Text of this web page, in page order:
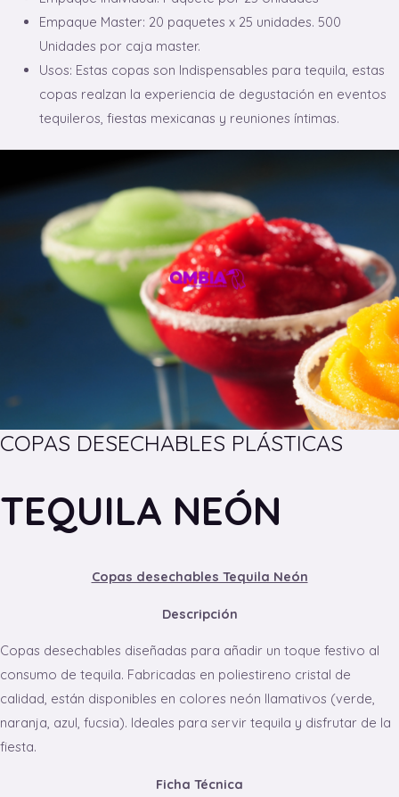
Empaque Master: 20 paquetes x 25 unidades. 500
Unidades por caja master.
Usos: Estas copas son Indispensables para tequila, estas
copas realzan la experiencia de degustación en eventos
tequileros, fiestas mexicanas y reuniones íntimas.
COPAS DESECHABLES PLÁSTICAS
TEQUILA NEÓN
Copas desechables Tequila Neón
Descripción
Copas desechables diseñadas para añadir un toque festivo al
consumo de tequila. Fabricadas en poliestireno cristal de
calidad, están disponibles en colores neón llamativos (verde,
naranja, azul, fucsia). Ideales para servir tequila y disfrutar de la
fiesta.
Ficha Técnica